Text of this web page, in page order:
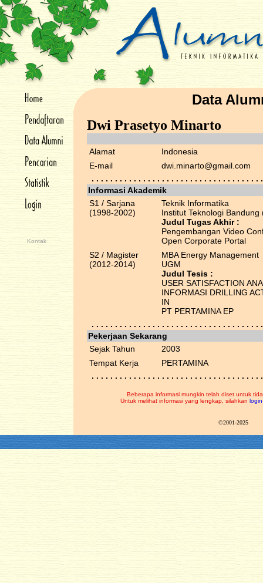
Kontak
Data
Dwi Prasetyo Minarto
Alamat
Indonesia
E-mail
dwi.minarto@gmail.com
. . . . . . . . . . . . . . . . . . . . . . . . . . . . . . . . . . . .
Informasi Akademik
S1 / Sarjana
(1998-2002)
Teknik Informatika
Institut Teknologi Bandung
Judul Tugas Akhir :
Pengembangan Video
Open Corporate Portal
S2 / Magister
(2012-2014)
MBA Energy Management
UGM
Judul Tesis :
USER SATISFACTION
INFORMASI DRILLING
IN
PT PERTAMINA EP
. . . . . . . . . . . . . . . . . . . . . . . . . . . . . . . . . . . .
Pekerjaan Sekarang
Sejak Tahun
2003
Tempat Kerja
PERTAMINA
. . . . . . . . . . . . . . . . . . . . . . . . . . . . . . . . . . . .
Beberapa informasi mungkin telah diset untuk
Untuk melihat informasi yang lengkap, silahkan login
©2001-2025